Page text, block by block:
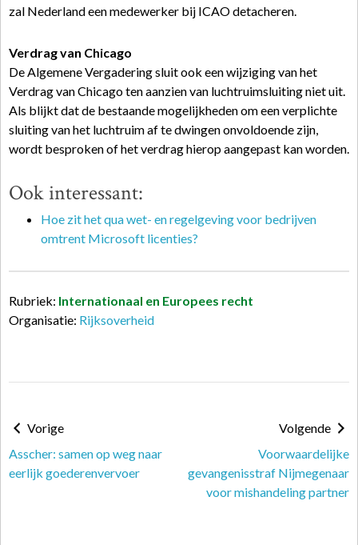
zal Nederland een medewerker bij ICAO detacheren.
Verdrag van Chicago
De Algemene Vergadering sluit ook een wijziging van het
Verdrag van Chicago ten aanzien van luchtruimsluiting niet uit.
Als blijkt dat de bestaande mogelijkheden om een verplichte
sluiting van het luchtruim af te dwingen onvoldoende zijn,
wordt besproken of het verdrag hierop aangepast kan worden.
Ook interessant:
Hoe zit het qua wet- en regelgeving voor bedrijven
omtrent Microsoft licenties?
Rubriek: Internationaal en Europees recht
Organisatie: Rijksoverheid
Vorige
Asscher: samen op weg naar
eerlijk goederenvervoer
Volgende
Voorwaardelijke
gevangenisstraf Nijmegenaar
voor mishandeling partner